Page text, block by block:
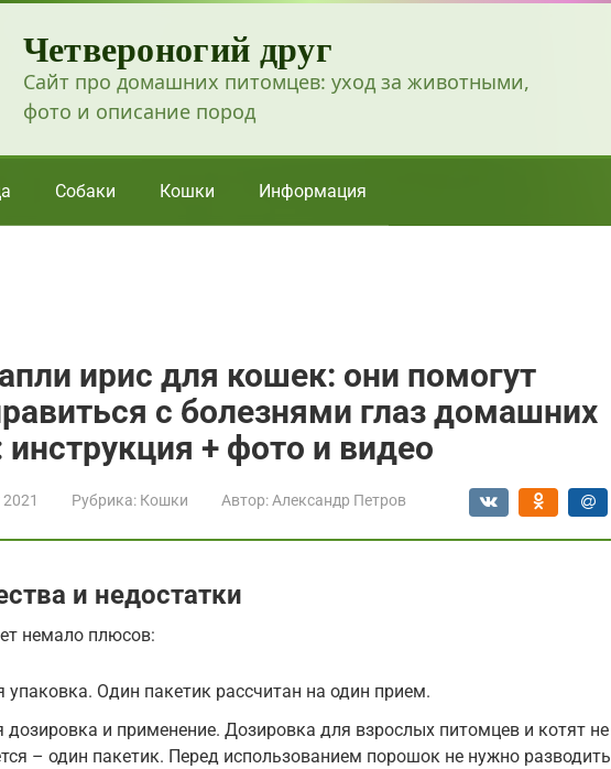
Четвероногий друг
Сайт про домашних питомцев: уход за животными,
фото и описание пород
Собаки Кошки Информация
ирис для кошек: они помогут
с болезнями глаз домашних
+ фото и видео
Рубрика: Кошки Автор: Александр Петров
и недостатки
немало плюсов:
упаковка. Один пакетик рассчитан на один прием.
дозировка и применение. Дозировка для взрослых питомцев и котят не
– один пакетик. Перед использованием порошок не нужно разводить